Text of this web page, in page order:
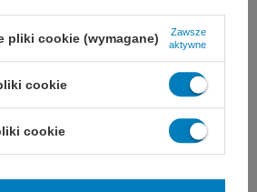
na kamieniach
zawierających wapień jak
wapień muszlowy.
pliki cookie (wymagane)
Zawsze
aktywne
cookie
cookie